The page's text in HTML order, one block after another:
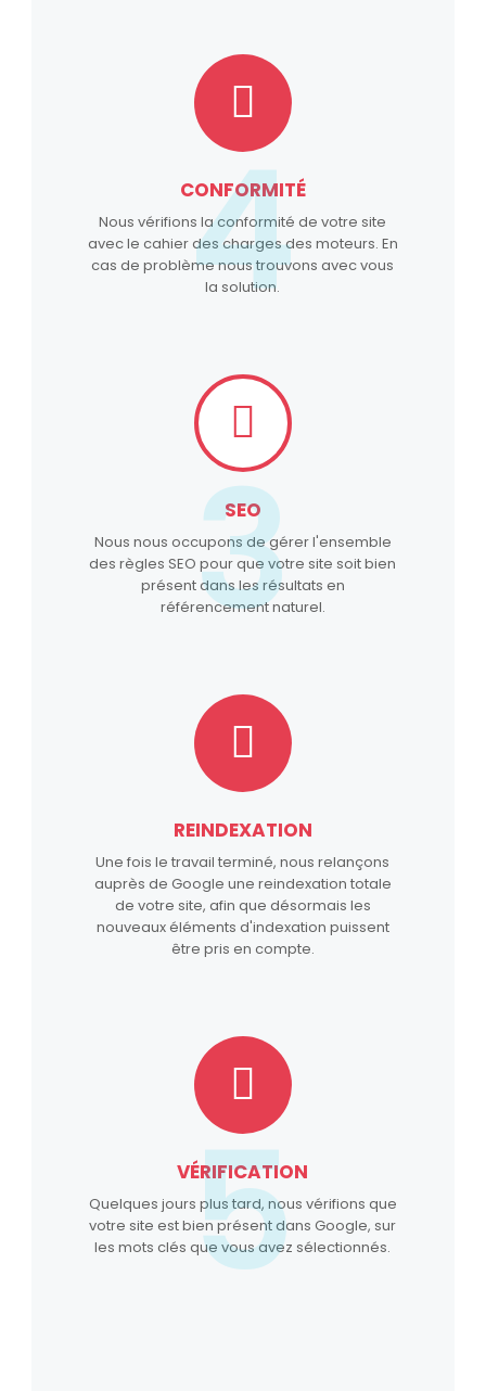
CONFORMITÉ
Nous vérifions la conformité de votre site
avec le cahier des charges des moteurs. En
cas de problème nous trouvons avec vous
la solution.
4
SEO
Nous nous occupons de gérer l'ensemble
des règles SEO pour que votre site soit bien
présent dans les résultats en
référencement naturel.
3
REINDEXATION
Une fois le travail terminé, nous relançons
auprès de Google une reindexation totale
de votre site, afin que désormais les
nouveaux éléments d'indexation puissent
être pris en compte.
VÉRIFICATION
Quelques jours plus tard, nous vérifions que
votre site est bien présent dans Google, sur
les mots clés que vous avez sélectionnés.
5